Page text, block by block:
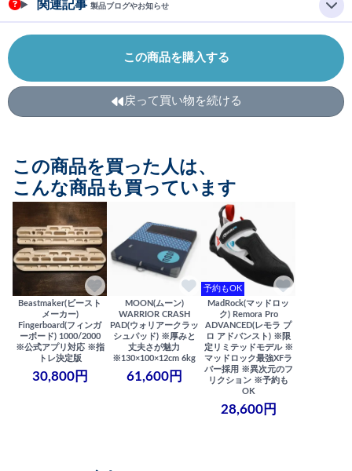
関連記事 製品ブログやお知らせ
この商品を購入する
戻って買い物を続ける
この商品を買った人は、
こんな商品も買っています
Beastmaker(ビースト
メーカー)
Fingerboard(フィンガ
ーボード) 1000/2000
※公式アプリ対応 ※指
トレ決定版
30,800円
MOON(ムーン)
WARRIOR CRASH
PAD(ウォリアークラッ
シュパッド) ※厚みと
丈夫さが魅力
※130×100×12cm 6kg
61,600円
予約もOK
MadRock(マッドロッ
ク) Remora Pro
ADVANCED(レモラ プ
ロ アドバンスト) ※限
定リミテッドモデル ※
マッドロック最強XFラ
バー採用 ※異次元のフ
リクション ※予約も
OK
28,600円